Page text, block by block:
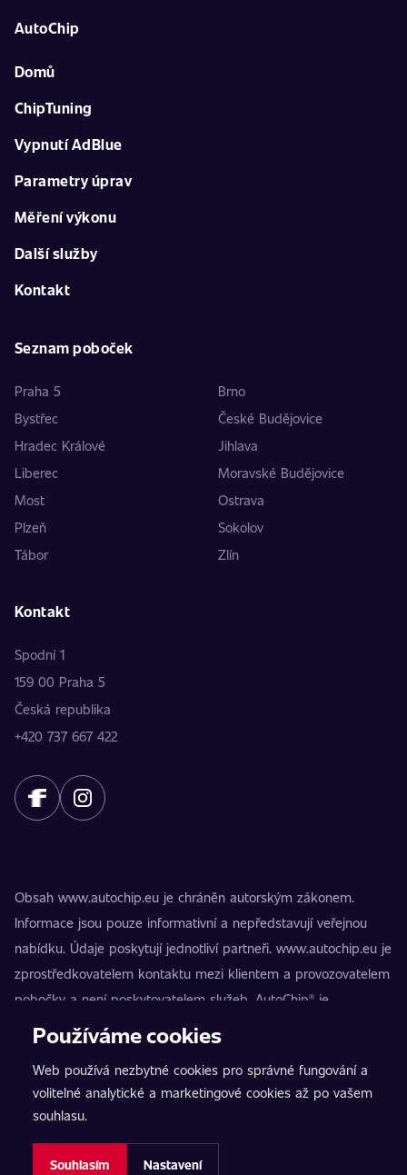
AutoChip
Domů
ChipTuning
Vypnutí AdBlue
Parametry úprav
Měření výkonu
Další služby
Kontakt
Seznam poboček
Praha 5
Brno
Bystřec
České Budějovice
Hradec Králové
Jihlava
Liberec
Moravské Budějovice
Most
Ostrava
Plzeň
Sokolov
Tábor
Zlín
Kontakt
Spodní 1
159 00 Praha 5
Česká republika
+420 737 667 422
Obsah www.autochip.eu je chráněn autorským zákonem.
Informace jsou pouze informativní a nepředstavují veřejnou
nabídku. Údaje poskytují jednotliví partneři. www.autochip.eu je
zprostředkovatelem kontaktu mezi klientem a provozovatelem
pobočky a není poskytovatelem služeb. AutoChip® je
registrovaná ochranná známka Petra Kučery. Úpravy, které
nezpůsobilosti vozidla k provozu na pozemních komunikacích.
Přesné informace poskytuje vždy konkrétní provozovatel
pobočky.
Nastavení cookies
Používáme cookies
Web používá nezbytné cookies pro správné fungování a
volitelné analytické a marketingové cookies až po vašem
souhlasu.
Souhlasím Nastavení